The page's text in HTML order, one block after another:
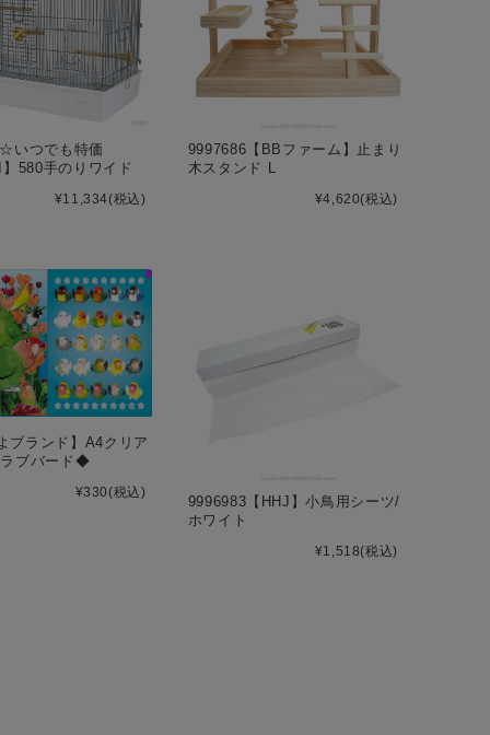
いつでも特価
580手のりワイド
¥11,334(税込)
9997686【BBファーム】止まり
木スタンド L
¥4,620(税込)
ブランド】A4クリア
ブバード◆
¥330(税込)
9996983【HHJ】小鳥用シーツ/
ホワイト
¥1,518(税込)